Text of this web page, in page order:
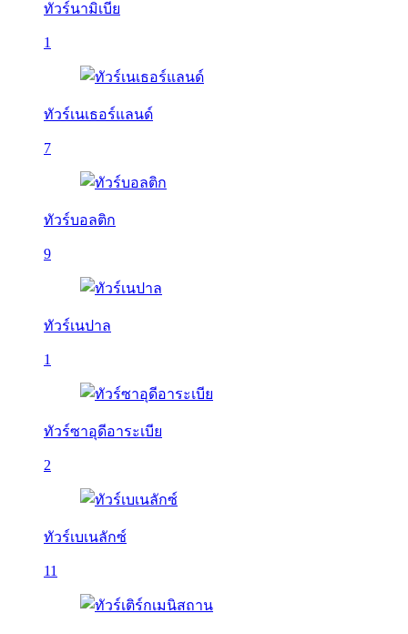
ทัวร์นามิเบีย
1
ทัวร์เนเธอร์แลนด์
7
ทัวร์บอลติก
9
ทัวร์เนปาล
1
ทัวร์ซาอุดีอาระเบีย
2
ทัวร์เบเนลักซ์
11